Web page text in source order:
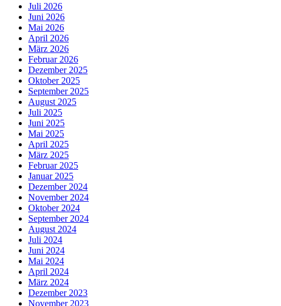
Juli 2026
Juni 2026
Mai 2026
April 2026
März 2026
Februar 2026
Dezember 2025
Oktober 2025
September 2025
August 2025
Juli 2025
Juni 2025
Mai 2025
April 2025
März 2025
Februar 2025
Januar 2025
Dezember 2024
November 2024
Oktober 2024
September 2024
August 2024
Juli 2024
Juni 2024
Mai 2024
April 2024
März 2024
Dezember 2023
November 2023